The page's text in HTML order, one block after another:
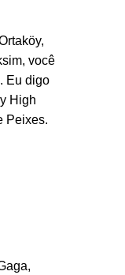
você
Eu digo
High
Peixes.